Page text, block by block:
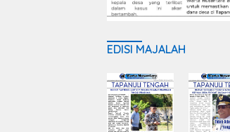
EDISI MAJALAH